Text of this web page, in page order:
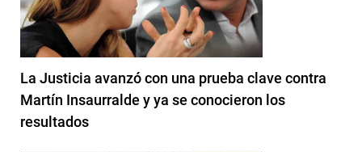
La Justicia avanzó con una prueba clave contra
Martín Insaurralde y ya se conocieron los
resultados